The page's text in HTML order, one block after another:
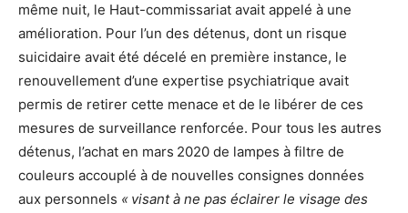
même nuit, le Haut-commissariat avait appelé à une
amélioration. Pour l’un des détenus, dont un risque
suicidaire avait été décelé en première instance, le
renouvellement d’une expertise psychiatrique avait
permis de retirer cette menace et de le libérer de ces
mesures de surveillance renforcée. Pour tous les autres
détenus, l’achat en mars 2020 de lampes à filtre de
couleurs accouplé à de nouvelles consignes données
aux personnels « visant à ne pas éclairer le visage des